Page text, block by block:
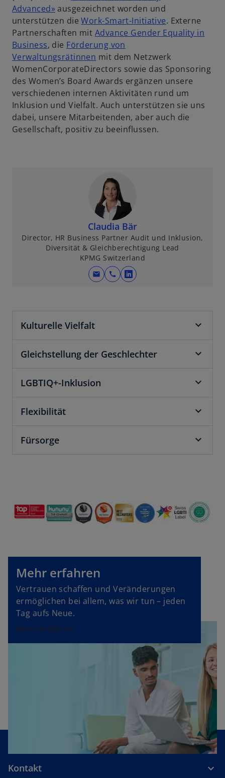
Advanced» ausgezeichnet worden und
unterstützen dieWork-Smart-Initiative. Externe
Partnerschaften mit Advance Gender Equality in
Business, die Förderung von
Verwaltungsrätinnen mit dem Netzwerk
WomenCorporateDirectors sowie das Sponsoring
des Women’s Board Awards ergänzen unsere
verschiedenen internen Aktivitäten rund um
Inklusion und Vielfalt. Auch unterstützen sie uns
dabei, unsere Mitarbeitenden, aber auch die
Gesellschaft, positiv zu beeinflussen.
Claudia Bär
Director, HR Business Partner Audit und Inklusion,
Diversität & Gleichberechtigung Lead
KPMG Switzerland
mail call
w
e
i
s
r
r
t
e
ö
Kulturelle Vielfalt
Gleichstellung der Geschlechter
LGBTIQ+-Inklusion
Flexibilität
Fürsorge
Mehr erfahren
Vertrauen schaffen und Veränderungen
ermöglichen bei allem, was wir tun – jeden
Tag aufs Neue.
Mehr erfahren
Kontakt